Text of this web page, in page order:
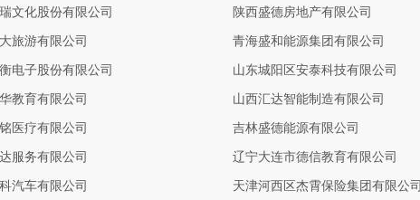
文化股份有限公司 陕西盛德房地产有限公司
旅游有限公司 青海盛和能源集团有限公司
电子股份有限公司 山东城阳区安泰科技有限公司
教育有限公司 山西汇达智能制造有限公司
医疗有限公司 吉林盛德能源有限公司
服务有限公司 辽宁大连市德信教育有限公司
汽车有限公司 天津河西区杰霄保险集团有限公司